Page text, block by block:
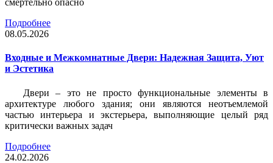
смертельно опасно
Подробнее
08.05.2026
Входные и Межкомнатные Двери: Надежная Защита, Уют
и Эстетика
Двери – это не просто функциональные элементы в
архитектуре любого здания; они являются неотъемлемой
частью интерьера и экстерьера, выполняющие целый ряд
критически важных задач
Подробнее
24.02.2026